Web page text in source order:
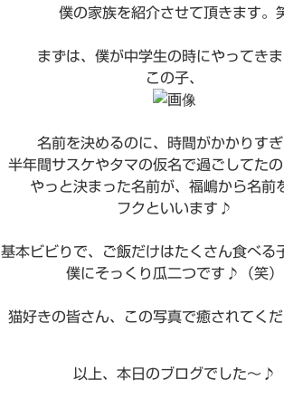
僕の家族を紹介させて頂きます。
まずは、僕が中学生の時にやってき
この子、
名前を決めるのに、時間がかかりすぎ
半年間サスケやタマの仮名で過ごしてたの
やっと決まった名前が、福嶋から名前
フクといいます♪
基本ビビりで、ご飯だけはたくさん食べる
僕にそっくり瓜二つです♪（笑）
猫好きの皆さん、この写真で癒されてく
以上、本日のブログでした～♪